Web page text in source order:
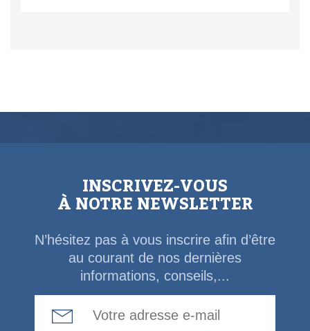
INSCRIVEZ-VOUS
À NOTRE NEWSLETTER
N’hésitez pas à vous inscrire afin d’être
au courant de nos dernières
informations, conseils,...